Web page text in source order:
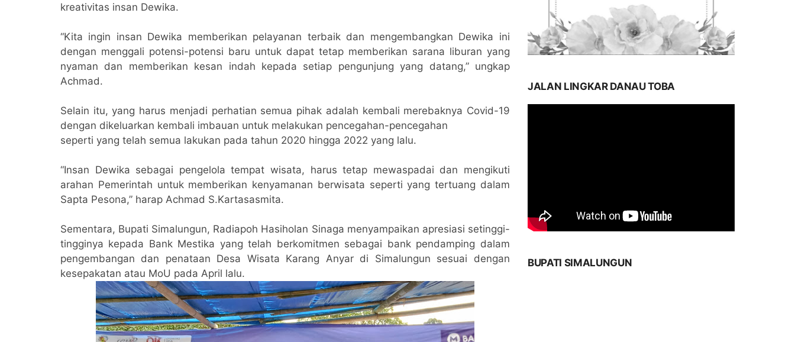
kreativitas insan Dewika.
“Kita ingin insan Dewika memberikan pelayanan terbaik dan mengembangkan Dewika ini
dengan menggali potensi-potensi baru untuk dapat tetap memberikan sarana liburan yang
nyaman dan memberikan kesan indah kepada setiap pengunjung yang datang,” ungkap
Achmad.
Selain itu, yang harus menjadi perhatian semua pihak adalah kembali merebaknya Covid-19
dengan dikeluarkan kembali imbauan untuk melakukan pencegahan-pencegahan
seperti yang telah semua lakukan pada tahun 2020 hingga 2022 yang lalu.
“Insan Dewika sebagai pengelola tempat wisata, harus tetap mewaspadai dan mengikuti
arahan Pemerintah untuk memberikan kenyamanan berwisata seperti yang tertuang dalam
Sapta Pesona,” harap Achmad S.Kartasasmita.
Sementara, Bupati Simalungun, Radiapoh Hasiholan Sinaga menyampaikan apresiasi setinggi-
tingginya kepada Bank Mestika yang telah berkomitmen sebagai bank pendamping dalam
pengembangan dan penataan Desa Wisata Karang Anyar di Simalungun sesuai dengan
kesepakatan atau MoU pada April lalu.
JALAN LINGKAR DANAU TOBA
BUPATI SIMALUNGUN